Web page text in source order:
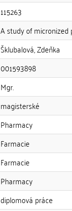
115263
A study of
Šklubalová, Zdeňka
001593898
Mgr.
magisterské
Pharmacy
Farmacie
Farmacie
Pharmacy
diplomová práce